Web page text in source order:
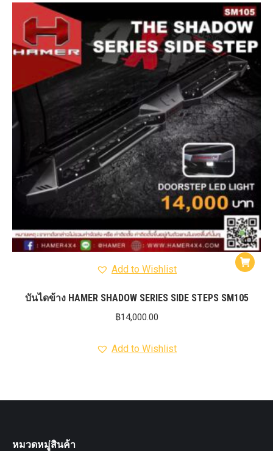
Add to Wishlist
บันไดข้าง HAMER SHADOW SERIES SIDE STEPS SM105
฿14,000.00
Add to Wishlist
หมวดหมู่สินค้า